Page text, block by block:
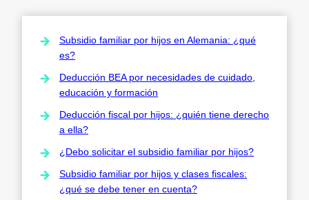
Subsidio familiar por hijos en Alemania: ¿qué
es?
Deducción BEA por necesidades de cuidado,
educación y formación
Deducción fiscal por hijos: ¿quién tiene derecho
a ella?
¿Debo solicitar el subsidio familiar por hijos?
Subsidio familiar por hijos y clases fiscales:
¿qué se debe tener en cuenta?